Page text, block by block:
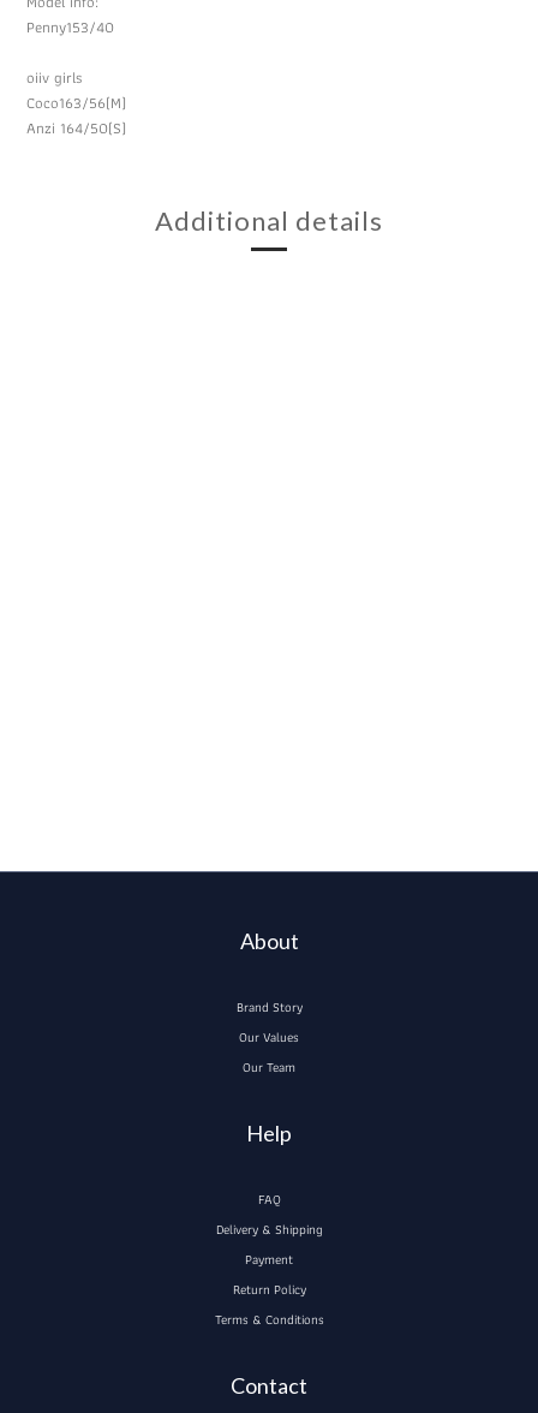
Penny153/40
oiiv girls
Coco163/56(M)
Anzi 164/50(S)
Additional details
About
Brand Story
Our Values
Our Team
Help
FAQ
Delivery & Shipping
Payment
Return Policy
Terms & Conditions
Contact